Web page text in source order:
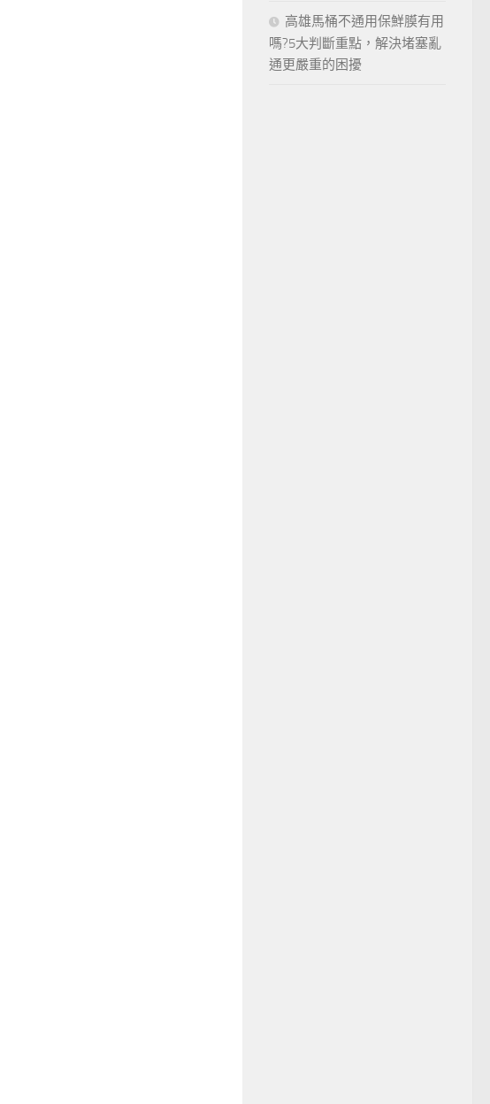
高雄馬桶不通用保鮮膜有用
嗎?5大判斷重點，解決堵塞亂
通更嚴重的困擾